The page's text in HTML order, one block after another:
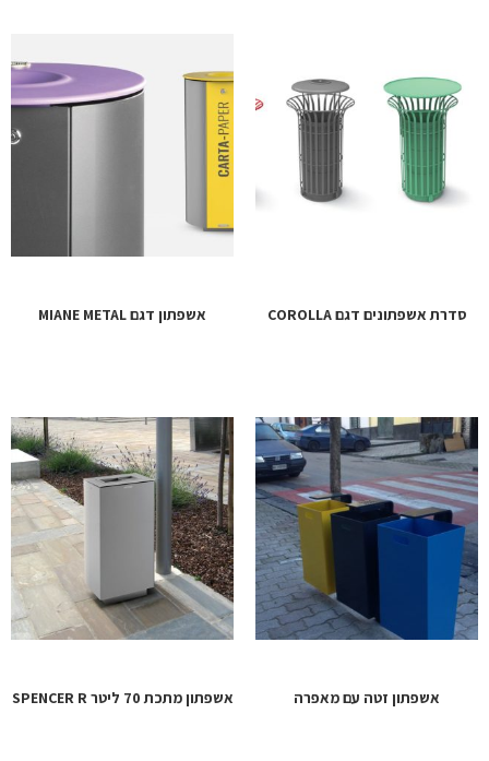
סדרת אשפתונים דגם COROLLA אשפתון דגם MIANE METAL
אשפתון זטה עם מאפרה אשפתון מתכת 70 ליטר SPENCER R